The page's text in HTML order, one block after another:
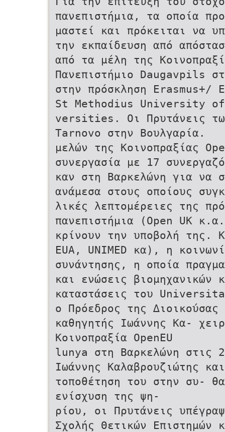
πανεπιστήµια, τα οποία
µαστεί και πρόκειται να
την εκπαίδευση από
από τα µέλη της
Πανεπιστήµιο Daugavpils
στην πρόσκληση
St Methodius University
versities. Οι Πρυτάνεις
Tarnovo στην Βουλγαρία.
µελών της Κοινοπραξίας
συνεργασία µε 17
καν στη Βαρκελώνη για να
ανάµεσα στους οποίους
λικές λεπτοµέρειες της
πανεπιστήµια (Open UK
κρίνουν την υποβολή της.
EUA, UNIMED κα), η
συνάντησης, η οποία
και ενώσεις βιοµηχανικών
καταστάσεις του
ο Πρόεδρος της
καθηγητής Ιωάννης Κα-
Κοινοπραξία OpenEU
lunya στη Βαρκελώνη στις
Ιωάννης Καλαβρουζιώτης
τοποθέτηση του στην συ-
ενίσχυση της ψη-
ρίου, οι Πρυτάνεις
Σχολής Θετικών Επιστηµών